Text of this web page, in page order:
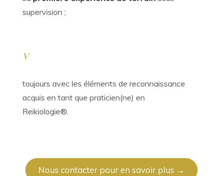
supervision ;
v
toujours avec les éléments de reconnaissance
acquis en tant que praticien(ne) en
Reikiologie®.
Nous contacter pour en savoir plus →